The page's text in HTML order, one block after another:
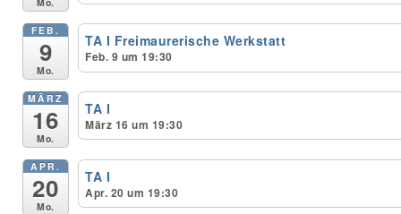
VS-Blog
Termine & Gäste
Kontakt / Anfahrt
VS-Intern
FEB.
9
Mo.
TA I Freimaurerische Werkstatt
Feb. 9 um 19:30
MÄRZ
16
Mo.
TA I
März 16 um 19:30
APR.
20
Mo.
TA I
Apr. 20 um 19:30